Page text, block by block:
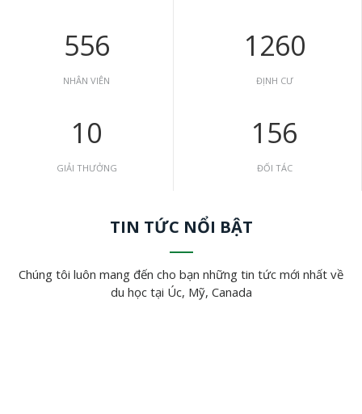
556
NHÂN VIÊN
1260
ĐỊNH CƯ
10
GIẢI THƯỞNG
156
ĐỐI TÁC
TIN TỨC NỔI BẬT
Chúng tôi luôn mang đến cho bạn những tin tức mới nhất về
du học tại Úc, Mỹ, Canada